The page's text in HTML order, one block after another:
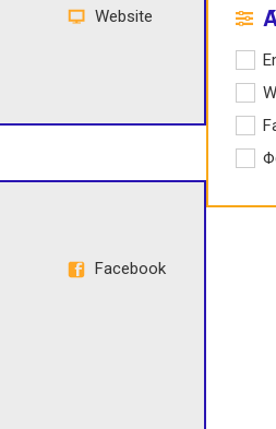
Website
Facebook